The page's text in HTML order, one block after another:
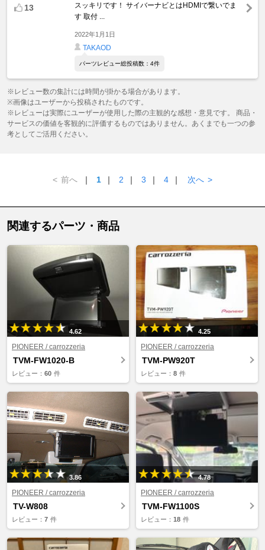
13
スッキリです！ サイバーナビとはHDMIで繋いでま
す 取付 ...
2022年1月1日
TAKAOD
パーツレビュー総投稿数：4件
※レビュー数の集計には時間が掛かる場合があります。
※画像はユーザーから投稿されたものです。
※レビューは実際にユーザーが使用した際の主観的な感想・意見です。 商品・
サービスの価値を客観的に評価するものではありません。あくまでも一つの参
考としてご活用ください。
< 前へ ｜ 1 ｜ 2 ｜ 3 ｜ 4 ｜ 次へ >
関連するパーツ・商品
4.62
PIONEER / carrozzeria
TVM-FW1020-B
レビュー： 60 件
4.25
PIONEER / carrozzeria
TVM-PW920T
レビュー： 8 件
3.86
PIONEER / carrozzeria
TV-W808
レビュー： 7 件
4.78
PIONEER / carrozzeria
TVM-FW1100S
レビュー： 18 件